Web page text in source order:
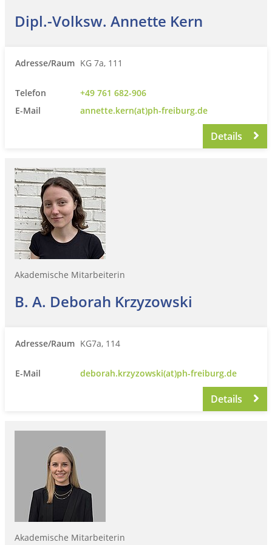
Dipl.-Volksw. Annette Kern
Adresse/Raum KG 7a, 111
Telefon
+49 761 682-906
E-Mail
annette.kern(at)ph-freiburg.de
Details
Akademische Mitarbeiterin
B. A. Deborah Krzyzowski
Adresse/Raum KG7a, 114
E-Mail deborah.krzyzowski(at)ph-freiburg.de
Details
Akademische Mitarbeiterin